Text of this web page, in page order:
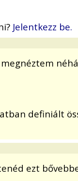
Jelentkezz be.
megnéztem
definiált
ezt